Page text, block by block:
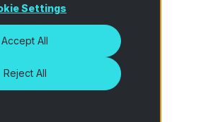
Settings
Accept All
Reject All
¿cuándo usar un panel
en encuestas